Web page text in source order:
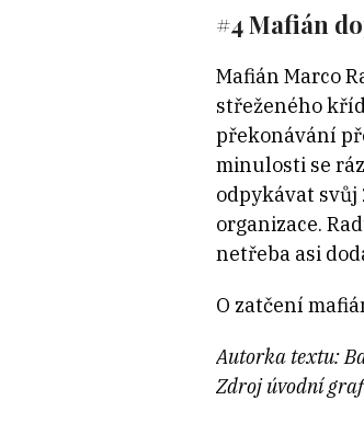
#4 Mafián
Mafián Marco
střeženého
překonávání
minulosti se
odpykávat
organizace.
netřeba asi
O zatčení
Autorka textu:
Zdroj úvodní